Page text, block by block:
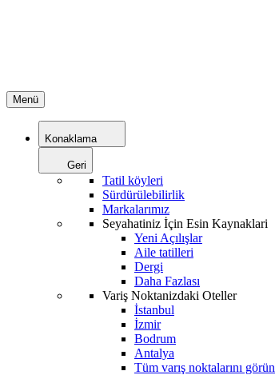
Menü
Konaklama
Geri
Tatil köyleri
Sürdürülebilirlik
Markalarımız
Seyahatiniz İçin Esin Kaynaklari
Yeni Açılışlar
Aile tatilleri
Dergi
Daha Fazlası
Variş Noktanizdaki Oteller
İstanbul
İzmir
Bodrum
Antalya
Tüm varış noktalarını görün